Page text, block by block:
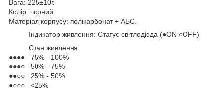
Вага: 225±10г.
Колір: чорний.
Матеріал корпусу: полікарбонат + АБС.
Індикатор живлення: Статус світлодіода (●ON ○OFF)
Стан живлення
●●●● 75% - 100%
●●●○ 50% - 75%
●●○○ 25% - 50%
●○○○ <25%